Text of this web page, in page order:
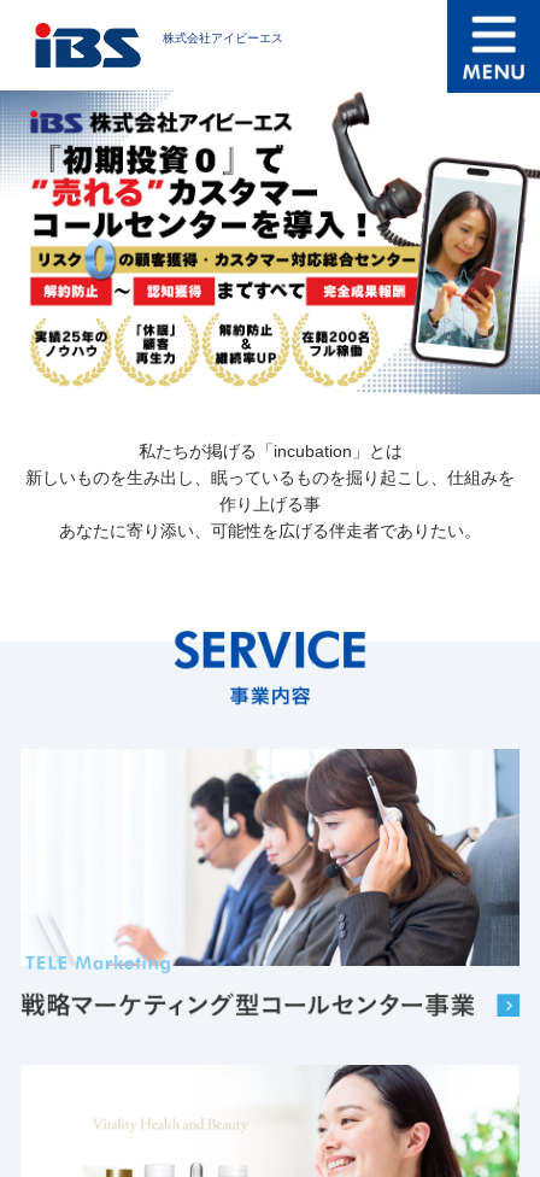
株式会社アイビーエス
私たちが掲げる「incubation」とは
新しいものを生み出し、眠っているものを掘り起こし、仕組みを
作り上げる事
あなたに寄り添い、可能性を広げる伴走者でありたい。